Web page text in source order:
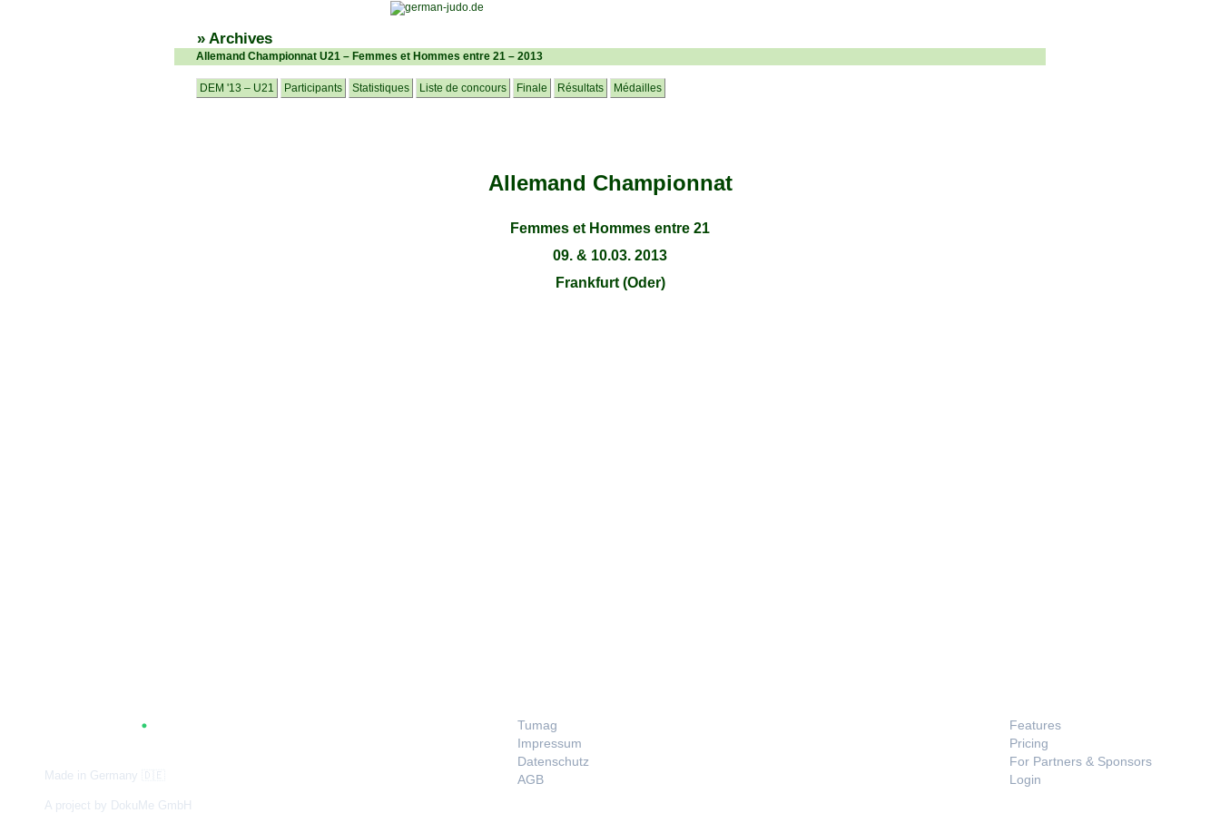
» Archives
Allemand Championnat U21 – Femmes et Hommes entre 21 – 2013
DEM '13 – U21 Participants Statistiques Liste de concours Finale Résultats Médailles
Allemand Championnat
Femmes et Hommes entre 21
09. & 10.03. 2013
Frankfurt (Oder)
.
Made in Germany 🇩🇪
A project by DokuMe GmbH
Tumag
Impressum
Datenschutz
AGB
Features
Pricing
For Partners & Sponsors
Login